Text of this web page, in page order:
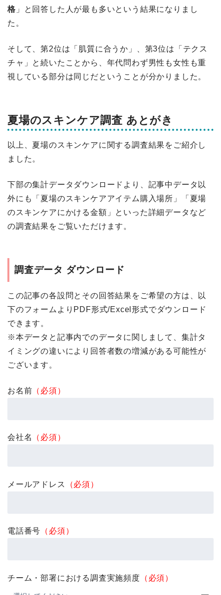
格 」と回答した人が最も多いという結果になりまし
た。
そして、第2位は「肌質に合うか」、第3位は「テクス
チャ」と続いたことから、年代問わず男性も女性も重
視している部分は同じだということが分かりました。
夏場のスキンケア調査 あとがき
以上、 夏場のスキンケアに関する調査結果をご紹介し
ました。
下部の集計データダウンロードより、記事中データ以
外にも「夏場のスキンケアアイテム購入場所」「夏場
のスキンケアにかける金額」といった詳細データなど
の調査結果をご覧いただけます。
調査データ ダウンロード
この記事の各設問とその回答結果をご希望の方は、以
下のフォームよりPDF形式/Excel形式でダウンロード
できます。
※本データと記事内でのデータに関しまして、集計タ
イミングの違いにより回答者数の増減がある可能性が
ございます。
お名前 （必須）
会社名 （必須）
メールアドレス （必須）
電話番号 （必須）
チーム・部署における調査実施頻度 （必須）